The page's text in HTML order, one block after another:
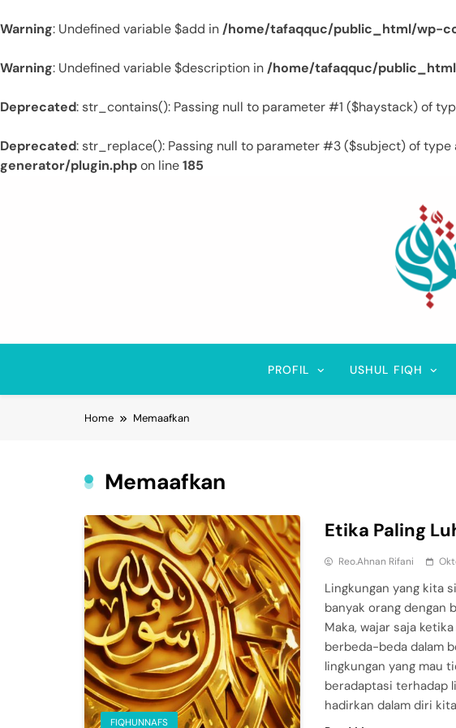
Warning: Undefined variable $add in /home/tafaqquc/public_html/wp-
Warning: Undefined variable $description in /home/tafaqquc/
Deprecated: str_contains(): Passing null to parameter #1 ($haystack) of
Deprecated: str_replace(): Passing null to parameter #3 ($subject) of
generator/plugin.phpon line185
PROFIL USHUL FIQH
Home Memaafkan
Memaafkan
FIQHUNNAFS
Etika Paling
Reo.Ahnan Rifani
Lingkungan yang kita
banyak orang dengan
Maka, wajar saja
berbeda-beda dalam
lingkungan yang mau
beradaptasi terhadap
hadirkan dalam diri